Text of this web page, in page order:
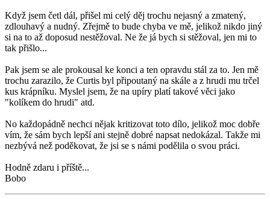
Když jsem četl dál, přišel mi celý děj trochu nejasný a zmatený,
zdlouhavý a nudný. Zřejmě to bude chyba ve mě, jelikož nikdo jiný
si na to až doposud nestěžoval. Ne že já bych si stěžoval, jen mi to
tak přišlo...
Pak jsem se ale prokousal ke konci a ten opravdu stál za to. Jen mě
trochu zarazilo, že Curtis byl připoutaný na skále a z hrudi mu trčel
kus krápníku. Myslel jsem, že na upíry platí takové věci jako
"kolíkem do hrudi" atd.
No každopádně nechci nějak kritizovat toto dílo, jelikož moc dobře
vím, že sám bych lepší ani stejně dobré napsat nedokázal. Takže mi
nezbývá než poděkovat, že jsi se s námi podělila o svou práci.
Hodně zdaru i příště...
Bobo